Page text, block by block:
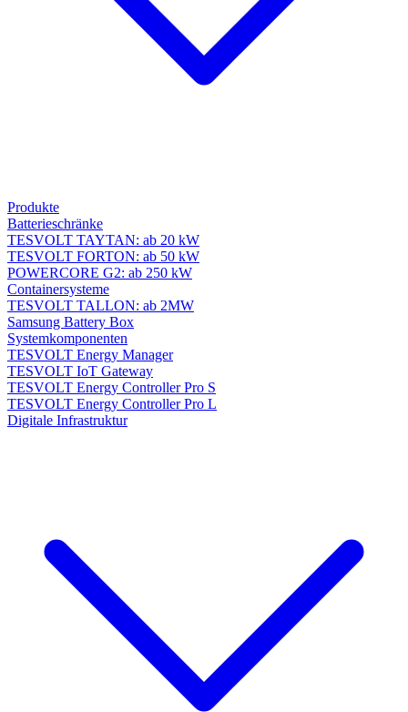
Produkte
Batterieschränke
TESVOLT TAYTAN: ab 20 kW
TESVOLT FORTON: ab 50 kW
POWERCORE G2: ab 250 kW
Containersysteme
TESVOLT TALLON: ab 2MW
Samsung Battery Box
Systemkomponenten
TESVOLT Energy Manager
TESVOLT IoT Gateway
TESVOLT Energy Controller Pro S
TESVOLT Energy Controller Pro L
Digitale Infrastruktur